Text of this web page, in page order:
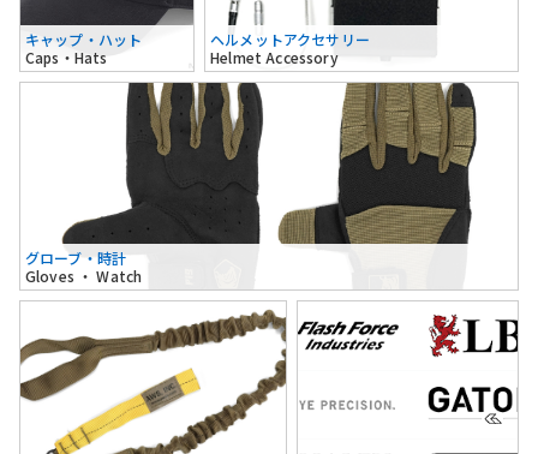
キャップ・ハット
Caps・Hats
ヘルメットアクセサリー
Helmet Accessory
グローブ・時計
Gloves ・ Watch